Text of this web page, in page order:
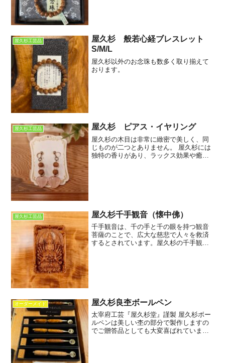
屋久杉工芸品
屋久杉 般若心経ブレスレット
S/M/L
屋久杉以外のお念珠も数多く取り揃えて
おります。
屋久杉工芸品 屋久杉 ピアス・イヤリング
屋久杉の木目は非常に緻密で美しく、同
じものが二つとありません。 屋久杉には
独特の香りがあり、ラックス効果や癒し
屋久杉工芸品 屋久杉千手観音（懐中佛）
千手観音は、千の手と千の眼を持つ観音
菩薩のことで、広大な慈悲で人々を救済
するとされています。屋久杉の千手観音
オーダーメイド 屋久杉良杢ボールペン
太宰府工芸『屋久杉堂』謹製 屋久杉ボー
ルペンは美しい杢の部分で製作しますの
でご贈答品としても大変喜ばれていま